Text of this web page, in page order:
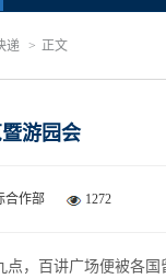
递 正文
游园会
合作部 1272
，百讲广场便被各国